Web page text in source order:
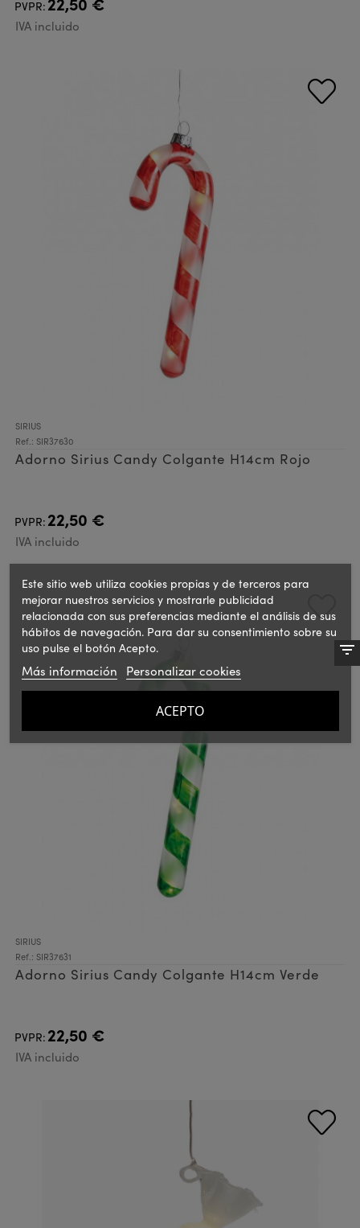
PVPR:
IVA incluido
SIRIUS
Ref.: SIR37630
Adorno Sirius Candy Colgante H14cm Rojo
PVPR: 22,50 €
IVA incluido
SIRIUS
Ref.: SIR37631
Adorno Sirius Candy Colgante H14cm Verde
PVPR: 22,50 €
IVA incluido
Este sitio web utiliza cookies propias y de terceros para
mejorar nuestros servicios y mostrarle publicidad
relacionada con sus preferencias mediante el análisis de sus
hábitos de navegación. Para dar su consentimiento sobre su
uso pulse el botón Acepto.
Más información Personalizar cookies
ACEPTO